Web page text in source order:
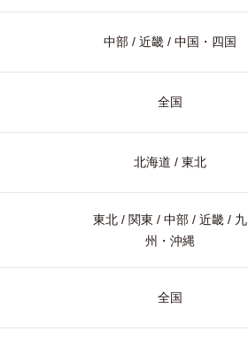
中部 / 近畿 / 中国・四国
全国
北海道 / 東北
東北 / 関東 / 中部 / 近畿 / 九
州・沖縄
全国